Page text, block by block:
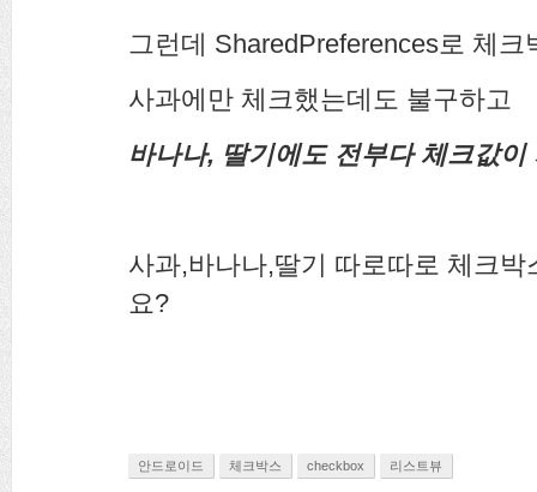
그런데 SharedPreferences로 체크
사과에만 체크했는데도 불구하고
바나나, 딸기에도 전부다 체크값
사과,바나나,딸기 따로따로 체크
요?
안드로이드 체크박스 checkbox 리스트뷰